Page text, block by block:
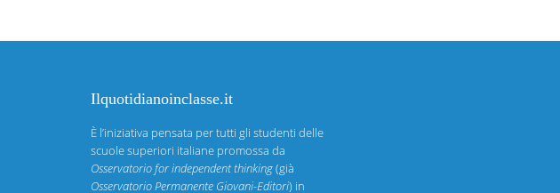
Ilquotidianoinclasse.it
È l’iniziativa pensata per tutti gli studenti delle
scuole superiori italiane promossa da
Osservatorio for independent thinking(già
Osservatorio Permanente Giovani-Editori) in